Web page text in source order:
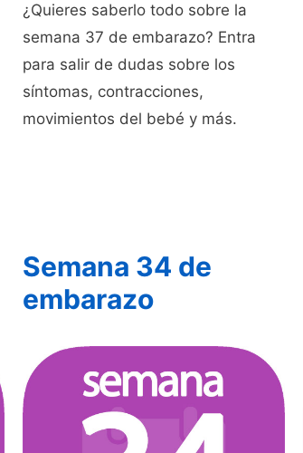
¿Quieres saberlo todo sobre la
semana 37 de embarazo? Entra
para salir de dudas sobre los
síntomas, contracciones,
movimientos del bebé y más.
Semana 34 de
embarazo